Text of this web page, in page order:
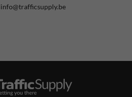
info@trafficsupply.be